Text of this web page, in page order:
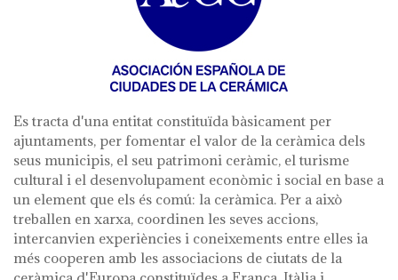
Es tracta d'una entitat constituïda bàsicament per
ajuntaments, per fomentar el valor de la ceràmica dels
seus municipis, el seu patrimoni ceràmic, el turisme
cultural i el desenvolupament econòmic i social en base a
un element que els és comú: la ceràmica. Per a això
treballen en xarxa, coordinen les seves accions,
intercanvien experiències i coneixements entre elles ia
més cooperen amb les associacions de ciutats de la